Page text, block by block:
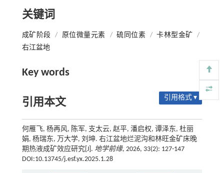
关键词
成矿阶段 / 原位微量元素 / 硫同位素 / 卡林型金矿
/
右江盆地
Key words
引用本文 引用格式 ▾
何雁飞, 杨再风, 陈军, 支太云, 赵平, 潘启权, 谭泽东, 杜丽
娟, 杨瑞东, 万大学, 刘坤. 右江盆地烂泥沟和林旺金矿床晚
期热液成矿效应研究[J]. 地学前缘, 2026, 33(2): 127-147
DOI:10.13745/j.esf.yx.2025.1.28